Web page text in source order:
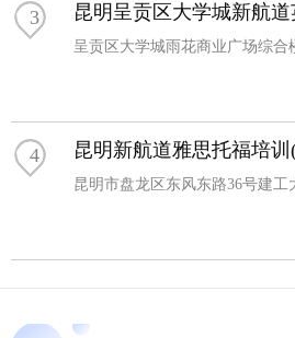
3
呈贡区大学城雨花商业广场综合
4
昆明市盘龙区东风东路36号建工